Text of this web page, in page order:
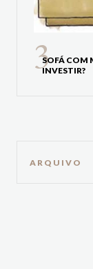
SOFÁ COM
INVESTIR?
ARQUIVO